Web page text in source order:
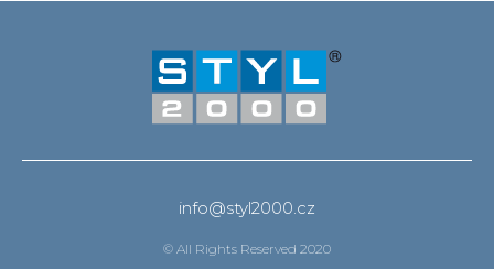
info@styl2000.cz
© All Rights Reserved 2020